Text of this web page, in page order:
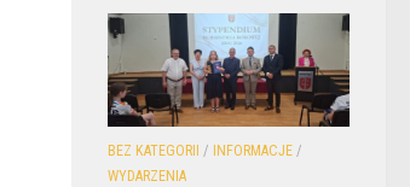
BEZ KATEGORII / INFORMACJE /
WYDARZENIA